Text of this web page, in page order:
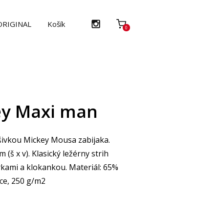
Košík 0
Maxi man
Mickey Mousa zabijaka.
(š x v). Klasický ležérny strih
a klokankou. Materiál: 65%
250 g/m2